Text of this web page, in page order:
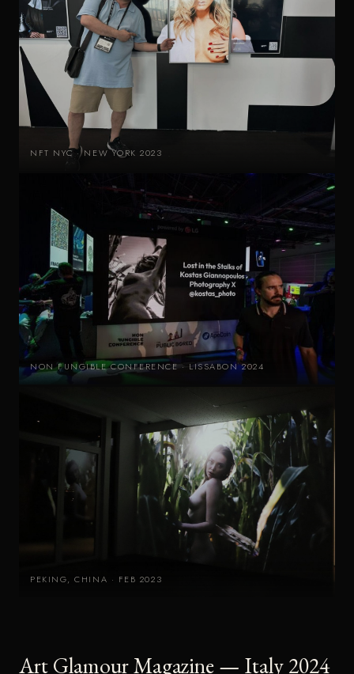
NFT NYC · NEW YORK 2023
NON FUNGIBLE CONFERENCE · LISSABON 2024
PEKING, CHINA · FEB 2023
Art Glamour Magazine — Italy 2024